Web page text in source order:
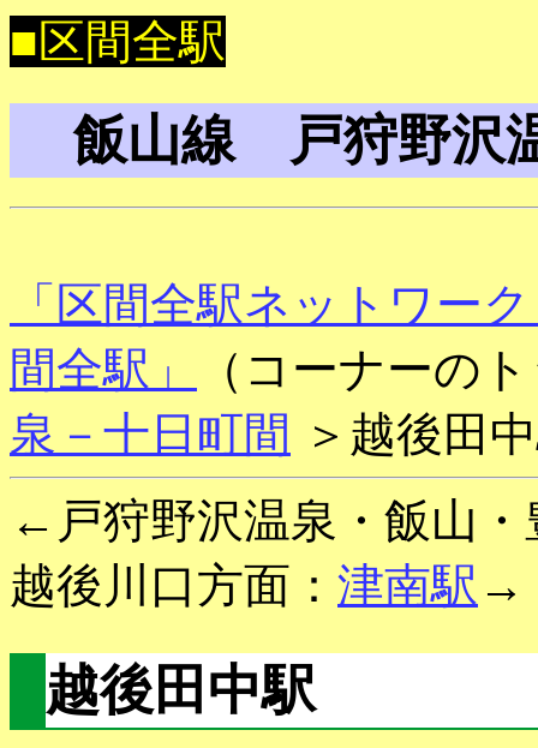
■区間全駅
飯山線 戸狩野沢
「区間全駅ネットワー
間全駅」
（コーナーの
泉－十日町間 ＞越後田
←戸狩野沢温泉・飯山・
越後川口方面： 津南駅 →
越後田中駅